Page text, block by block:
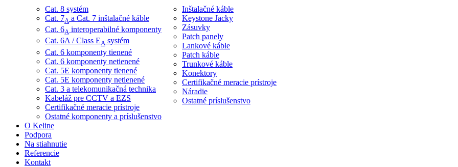
Cat. 8 systém
Cat. 7A ​ a Cat. 7 inštalačné káble
Cat. 6A interoperabilné komponenty
Cat. 6A / Class EA systém
Cat. 6 komponenty tienené
Cat. 6 komponenty netienené
Cat. 5E komponenty tienené
Cat. 5E komponenty netienené
Cat. 3 a telekomunikačná technika
Kabeláž pre CCTV a EZS
Certifikačné meracie prístroje
Ostatné komponenty a príslušenstvo
Inštalačné káble
Keystone Jacky
Zásuvky
Patch panely
Lankové káble
Patch káble
Trunkové káble
Konektory
Certifikačné meracie prístroje
Náradie
Ostatné príslušenstvo
O Keline
Podpora
Na stiahnutie
Referencie
Kontakt